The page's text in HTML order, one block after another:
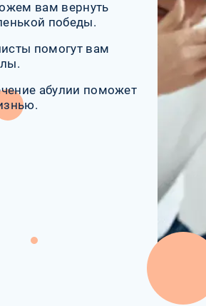
вам вернуть
победы.
помогут вам
абулии поможет